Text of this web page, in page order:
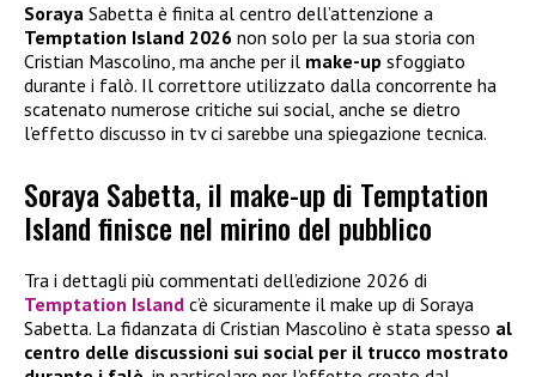
Soraya Sabetta è finita al centro dell’attenzione a
Temptation Island 2026 non solo per la sua storia con
Cristian Mascolino, ma anche per il make-up sfoggiato
durante i falò. Il correttore utilizzato dalla concorrente ha
scatenato numerose critiche sui social, anche se dietro
l’effetto discusso in tv ci sarebbe una spiegazione tecnica.
Soraya Sabetta, il make-up di Temptation
Island finisce nel mirino del pubblico
Tra i dettagli più commentati dell’edizione 2026 di
Temptation Island c’è sicuramente il make up di Soraya
Sabetta. La fidanzata di Cristian Mascolino è stata spesso al
centro delle discussioni sui social per il trucco mostrato